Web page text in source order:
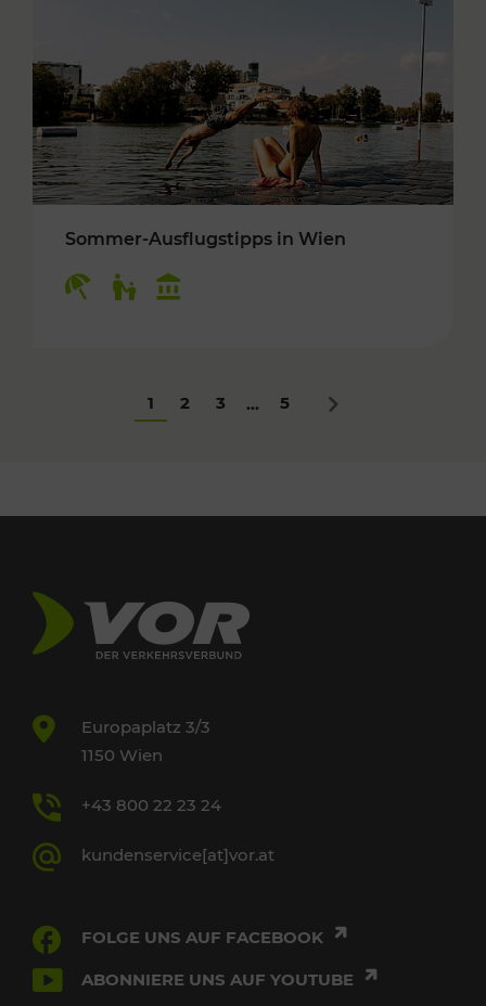
Sommer-Ausflugstipps in Wien
1 2 3 ... 5 Nächstes
Europaplatz 3/3
1150 Wien
+43 800 22 23 24
kundenservice[at]vor.at
FOLGE UNS AUF FACEBOOK
ABONNIERE UNS AUF YOUTUBE